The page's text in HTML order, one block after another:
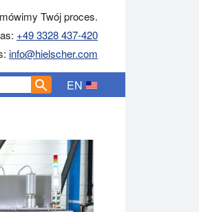
Twój proces.
+49 3328 437-420
info@hielscher.com
EN